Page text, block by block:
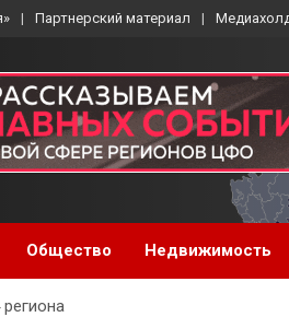
Партнерский материал
Общество Недвижимость